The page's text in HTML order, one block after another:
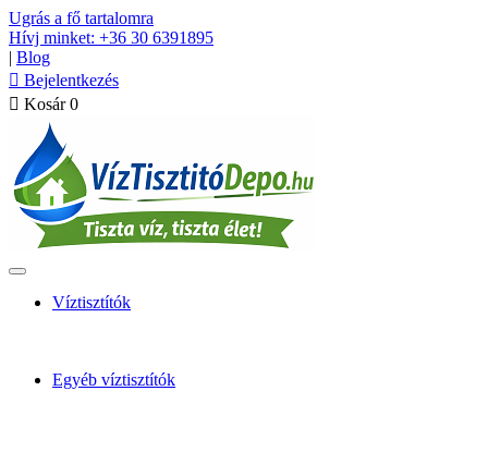
Ugrás a fő tartalomra
Hívj minket: +36 30 6391895
| Blog
 Bejelentkezés
 Kosár 0
Víztisztítók
Egyéb víztisztítók